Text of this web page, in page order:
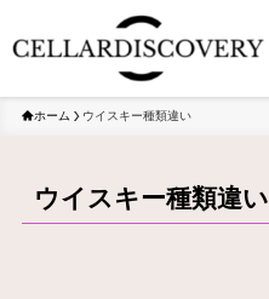
ホーム ウイスキー種類違い
ウイスキー種類違い